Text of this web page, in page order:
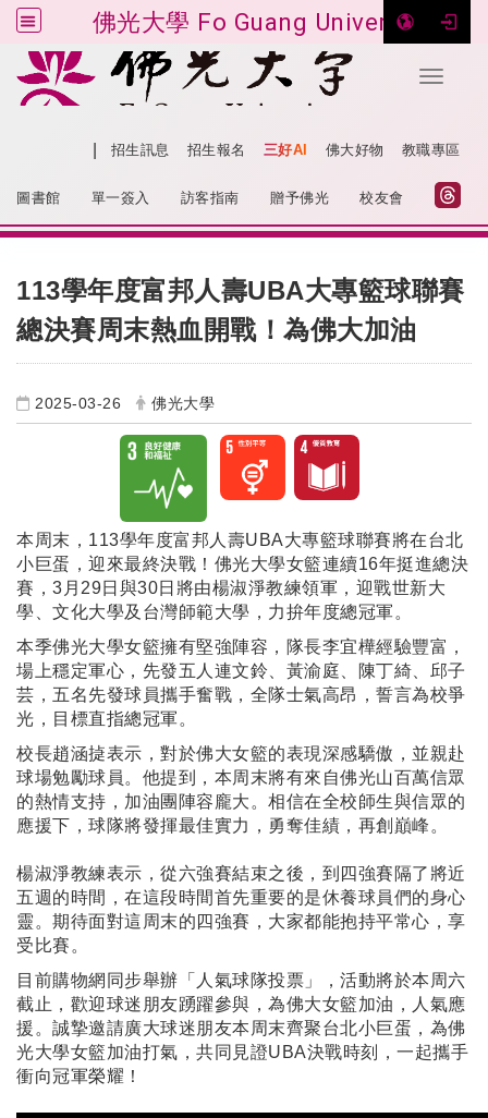
佛光大學 Fo Guang University
Toggle
跳到主要內容
招生訊息 招生報名 三好AI 佛大好物 教職專區
圖書館 單一簽入 訪客指南 贈予佛光 校友會
113學年度富邦人壽UBA大專籃球聯賽
總決賽周末熱血開戰！為佛大加油
2025-03-26 佛光大學
本周末，113學年度富邦人壽UBA大專籃球聯賽將在台北
小巨蛋，迎來最終決戰！佛光大學女籃連續16年挺進總決
賽，3月29日與30日將由楊淑淨教練領軍，迎戰世新大
學、文化大學及台灣師範大學，力拚年度總冠軍。
本季佛光大學女籃擁有堅強陣容，隊長李宜樺經驗豐富，
場上穩定軍心，先發五人連文鈴、黃渝庭、陳丁綺、邱子
芸，五名先發球員攜手奮戰，全隊士氣高昂，誓言為校爭
光，目標直指總冠軍。
校長趙涵㨗表示，對於佛大女籃的表現深感驕傲，並親赴
球場勉勵球員。他提到，本周末將有來自佛光山百萬信眾
的熱情支持，加油團陣容龐大。相信在全校師生與信眾的
應援下，球隊將發揮最佳實力，勇奪佳績，再創巔峰。
楊淑淨教練表示，從六強賽結束之後，到四強賽隔了將近
五週的時間，在這段時間首先重要的是休養球員們的身心
靈。 期待面對這周末的四強賽，大家都能抱持平常心，享
受比賽。
目前購物網同步舉辦「 人氣球隊投票 」，活動將於本周六
截止，歡迎球迷朋友踴躍參與，為佛大女籃加油，人氣應
援。誠摯邀請廣大球迷朋友本周末齊聚台北小巨蛋，為佛
光大學女籃加油打氣，共同見證UBA決戰時刻，一起攜手
衝向冠軍榮耀！